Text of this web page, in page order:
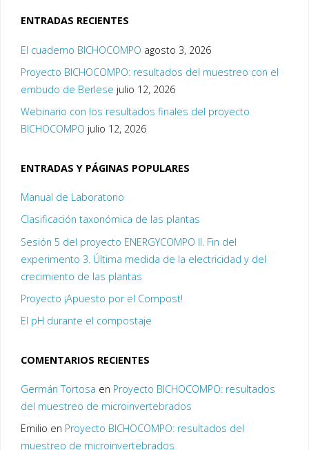
ENTRADAS RECIENTES
El cuaderno BICHOCOMPO agosto 3, 2026
Proyecto BICHOCOMPO: resultados del muestreo con el
embudo de Berlese julio 12, 2026
Webinario con los resultados finales del proyecto
BICHOCOMPO julio 12, 2026
ENTRADAS Y PÁGINAS POPULARES
Manual de Laboratorio
Clasificación taxonómica de las plantas
Sesión 5 del proyecto ENERGYCOMPO II. Fin del
experimento 3. Última medida de la electricidad y del
crecimiento de las plantas
Proyecto ¡Apuesto por el Compost!
El pH durante el compostaje
COMENTARIOS RECIENTES
Germán Tortosa en Proyecto BICHOCOMPO: resultados
del muestreo de microinvertebrados
Emilio en Proyecto BICHOCOMPO: resultados del
muestreo de microinvertebrados